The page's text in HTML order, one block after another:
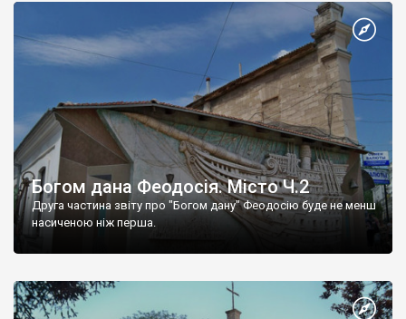
Богом дана Феодосія. Місто Ч.2
Друга частина звіту про "Богом дану" Феодосію буде не менш
насиченою ніж перша.